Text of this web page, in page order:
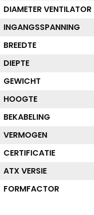
DIAMETER VENTILATOR
INGANGSSPANNING
BREEDTE
DIEPTE
GEWICHT
HOOGTE
BEKABELING
VERMOGEN
CERTIFICATIE
ATX VERSIE
FORMFACTOR